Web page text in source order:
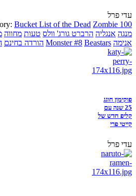
עדי פרל
Bucket List of the Dead Zombie 100
מנגה אנגליה הרברט גורג' וולס טעות מחווה
אנימה
Monster #8 Beastars הורדה בחינם
פוקימון חוגג
25 שנה עם
קליפ חדש של
קייטי פרי
עדי פרל